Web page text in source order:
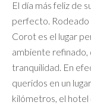
El día más feliz de
perfecto. Rodeado
Corot es el lugar
ambiente refinado,
tranquilidad. En
queridos en un
kilómetros, el